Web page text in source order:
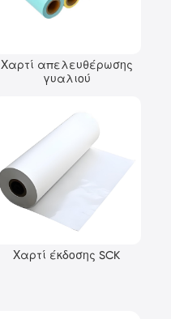
Χαρτί απελευθέρωσης
γυαλιού
Χαρτί έκδοσης SCK